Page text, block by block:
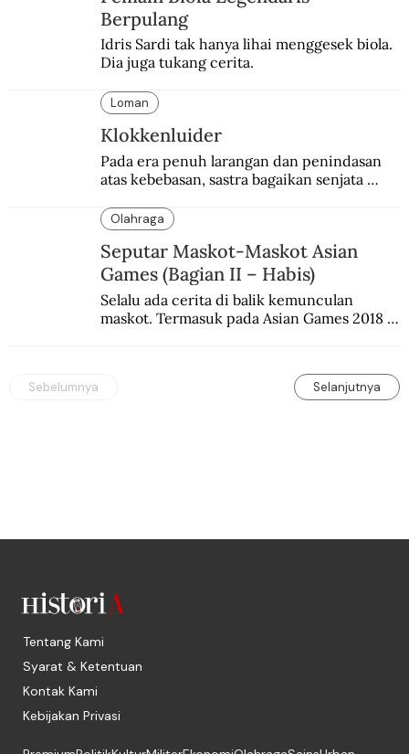
Berpulang
Idris Sardi tak hanya lihai menggesek biola.
Dia juga tukang cerita.
Loman
Klokkenluider
Pada era penuh larangan dan penindasan
atas kebebasan, sastra bagaikan senjata
Olahraga
Seputar Maskot-Maskot Asian
Games (Bagian II – Habis)
Selalu ada cerita di balik kemunculan
maskot. Termasuk pada Asian Games 2018
Sebelumnya Selanjutnya
Tentang Kami
Syarat & Ketentuan
Kontak Kami
Kebijakan Privasi